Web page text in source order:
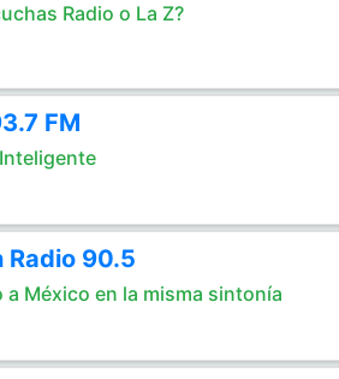
Radio o La Z?
FM
Radio 90.5
a México en la misma sintonía